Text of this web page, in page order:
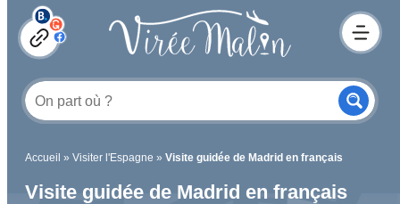
Accueil » Visiter l'Espagne » Visite guidée de Madrid en français
Visite guidée de Madrid en français